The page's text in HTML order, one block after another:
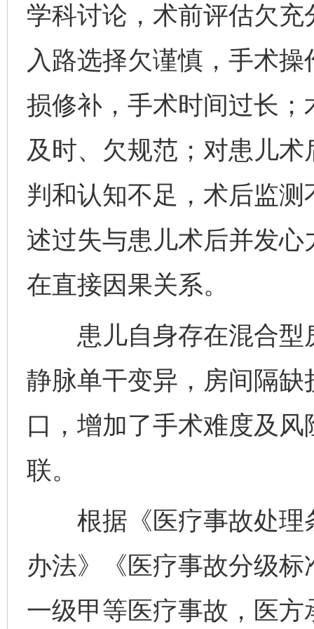
学科讨论，术前评估欠
入路选择欠谨慎，手术
损修补，手术时间过长
及时、欠规范；对患儿
判和认知不足，术后监
述过失与患儿术后并发
在直接因果关系。
患儿自身存在混合型
静脉单干变异，房间隔
口，增加了手术难度及
联。
根据《医疗事故处理
办法》《医疗事故分级
一级甲等医疗事故，医